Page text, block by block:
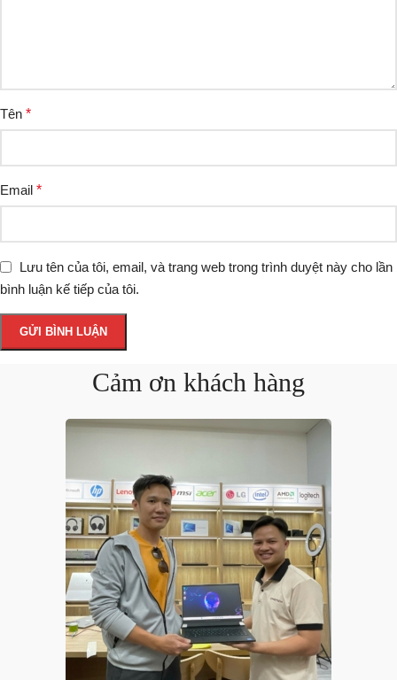
Tên *
Email *
Lưu tên của tôi, email, và trang web trong trình duyệt này cho lần
bình luận kế tiếp của tôi.
Cảm ơn khách hàng